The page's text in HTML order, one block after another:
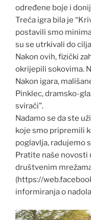
određene boje i
Treća igra bila je
postavili smo
su se utrkivali do
Nakon ovih, fizički
okrijepili sokovima.
Nakon igara,
Pinklec, dramsko-
svirači”.
Nadamo se da ste
koje smo pripremili
poglavlja, radujemo
Pratite naše novosti
društvenim
(https://
informiranja o